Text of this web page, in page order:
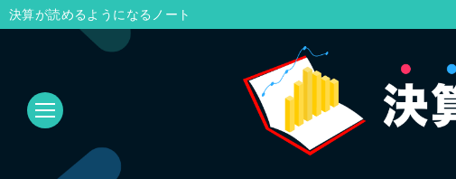
決算が読めるようになるノート